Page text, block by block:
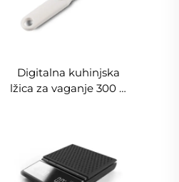
Digitalna kuhinjska
lžica za vaganje 300 g